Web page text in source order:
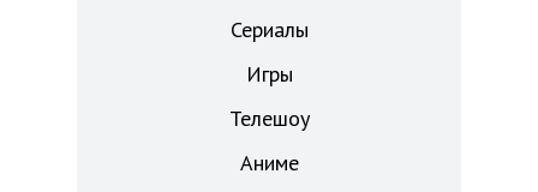
Сериалы
Игры
Телешоу
Аниме